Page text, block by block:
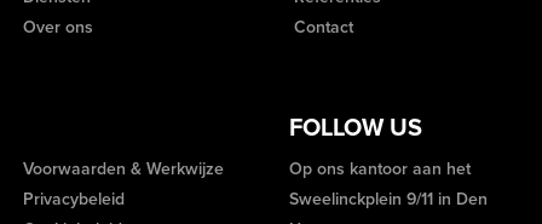
Over ons
Contact
FOLLOW US
Voorwaarden & Werkwijze
Privacybeleid
Op ons kantoor aan het
Sweelinckplein 9/11 in Den